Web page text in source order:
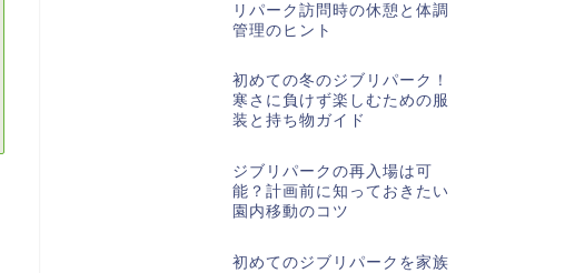
リパーク訪問時の休憩と体調
管理のヒント
初めての冬のジブリパーク！
寒さに負けず楽しむための服
装と持ち物ガイド
ジブリパークの再入場は可
能？計画前に知っておきたい
園内移動のコツ
初めてのジブリパークを家族